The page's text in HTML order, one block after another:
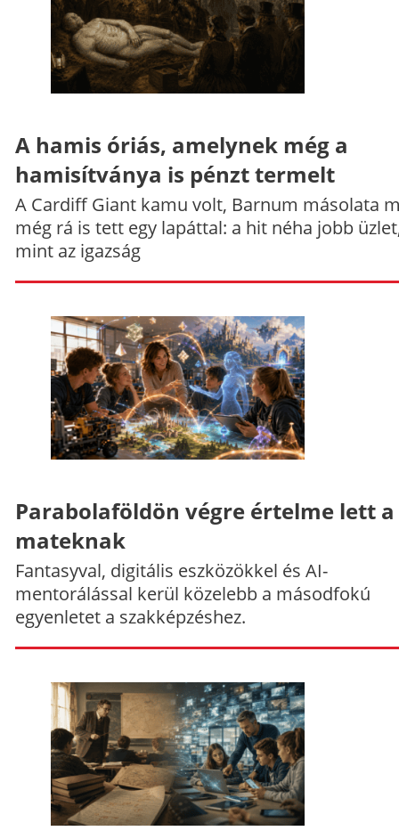
A hamis óriás, amelynek még a
hamisítványa is pénzt termelt
A Cardiff Giant kamu volt, Barnum másolata
még rá is tett egy lapáttal: a hit néha jobb
mint az igazság
Parabolaföldön végre értelme lett a
mateknak
Fantasyval, digitális eszközökkel és AI-
mentorálással kerül közelebb a másodfokú
egyenletet a szakképzéshez.